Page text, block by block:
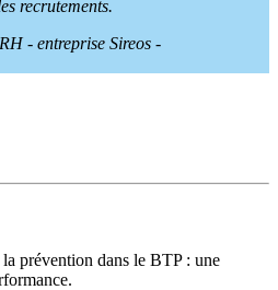
recrutements.
- entreprise Sireos -
prévention dans le BTP : une